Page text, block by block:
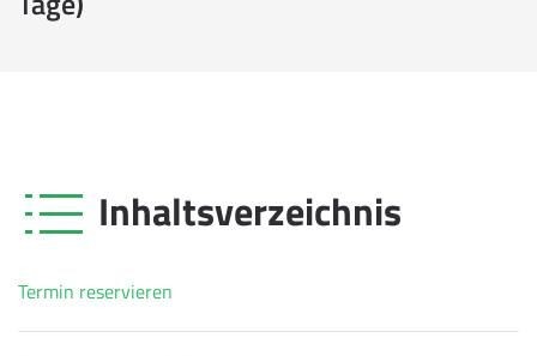
Inhaltsverzeichnis
Termin reservieren